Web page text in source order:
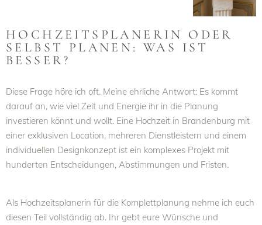
HOCHZEITSPLANERIN ODER
SELBST PLANEN: WAS IST
BESSER?
Diese Frage höre ich oft. Meine ehrliche Antwort: Es kommt
darauf an, wie viel Zeit und Energie ihr in die Planung
investieren könnt und wollt. Eine Hochzeit in Brandenburg mit
einer exklusiven Location, mehreren Dienstleistern und einem
individuellen Designkonzept ist ein komplexes Projekt mit
hunderten Entscheidungen, Abstimmungen und Fristen.
Als Hochzeitsplanerin für die Komplettplanung nehme ich euch
diesen Teil vollständig ab. Ihr gebt eure Wünsche und